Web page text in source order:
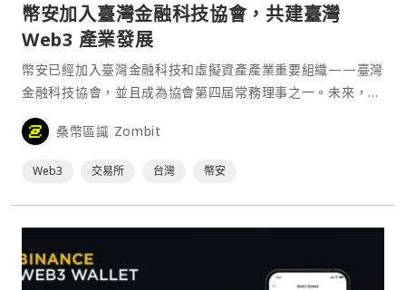
幣安加入臺灣金融科技協會，共建臺灣
Web3 產業發展
幣安已經加入臺灣金融科技和虛擬資產產業重要組織——臺灣
金融科技協會，並且成為協會第四屆常務理事之一。未來，幣
安將與臺灣金融科技協會共同合作，攜手其他產業領域參與
者，一起推動臺灣Web3和虛擬資產產業發展。
桑幣區識 Zombit
Web3 交易所 台灣 幣安